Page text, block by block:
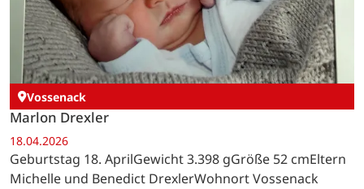
Vossenack
Marlon Drexler
18.04.2026
Geburtstag 18. AprilGewicht 3.398 gGröße 52 cmEltern
Michelle und Benedict DrexlerWohnort Vossenack